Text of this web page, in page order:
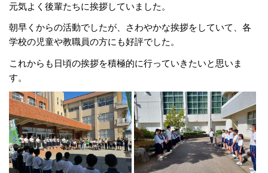
元気よく後輩たちに挨拶していました。
朝早くからの活動でしたが、さわやかな挨拶をしていて、各
学校の児童や教職員の方にも好評でした。
これからも日頃の挨拶を積極的に行っていきたいと思いま
す。